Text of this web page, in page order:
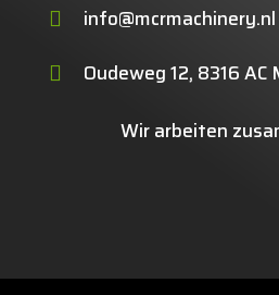
 info@mcrmachinery.nl
 Oudeweg 12, 8316 AC
Wir arbeiten